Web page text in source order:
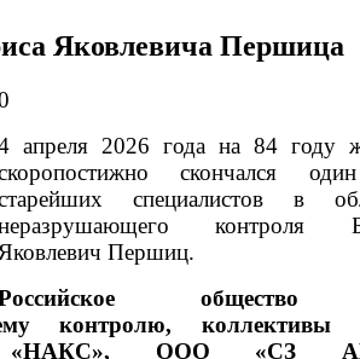
Яковлевича Першица
апреля 2026 года на 84 году
скончался
специалистов в
контроля
Яковлевич Першиц.
контролю,
«НАКС», ООО «СЗ